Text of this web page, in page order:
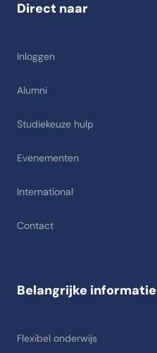
Direct naar
Inloggen
Alumni
Studiekeuze hulp
Evenementen
International
Contact
Belangrijke informatie
Flexibel onderwijs